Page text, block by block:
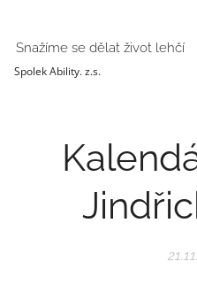
Snažíme se dělat život lehčí
Spolek Ability. z.s.